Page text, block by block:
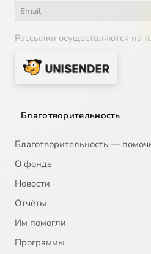
Рассылки осуществляются на
Благотворительность
Благотворительность —
О фонде
Новости
Отчёты
Им помогли
Программы